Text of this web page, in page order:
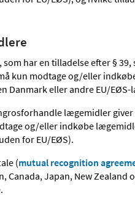
har en tilladelse efter § 39,
kun modtage og/eller
Danmark eller andre EU/EØS-
lægemidler
og/eller indkøbe
for EU/EØS).
(mutual recognition
Canada, Japan, New Zealand